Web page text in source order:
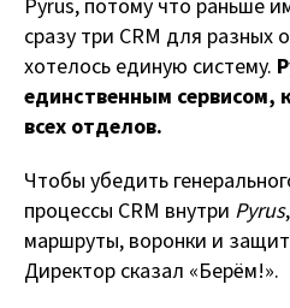
Pyrus, потому что раньше
сразу три CRM для разных
хотелось единую систему.
единственным
всех отделов.
Чтобы убедить
процессы CRM внутри Pyrus
маршруты, воронки и
Директор сказал «Берём!».